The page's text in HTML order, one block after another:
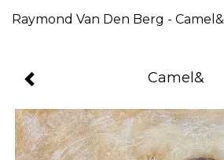
Raymond Van Den Berg - Camel&
Camel&